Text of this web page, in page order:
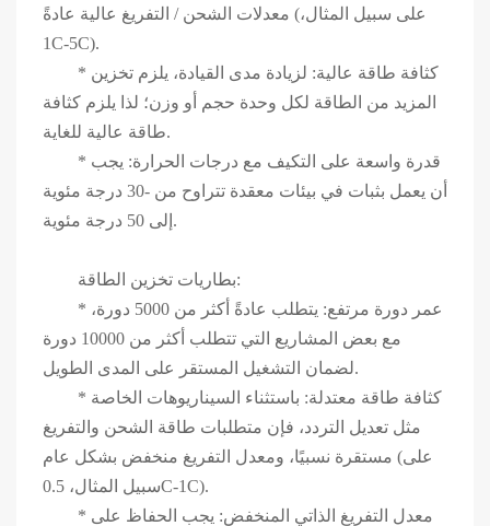
معدلات الشحن / التفريغ عالية عادةً (على سبيل المثال،
1C-5C).
* كثافة طاقة عالية: لزيادة مدى القيادة، يلزم تخزين
المزيد من الطاقة لكل وحدة حجم أو وزن؛ لذا يلزم كثافة
طاقة عالية للغاية.
* قدرة واسعة على التكيف مع درجات الحرارة: يجب
أن يعمل بثبات في بيئات معقدة تتراوح من -30 درجة مئوية
إلى 50 درجة مئوية.
بطاريات تخزين الطاقة:
* عمر دورة مرتفع: يتطلب عادةً أكثر من 5000 دورة،
مع بعض المشاريع التي تتطلب أكثر من 10000 دورة
لضمان التشغيل المستقر على المدى الطويل.
* كثافة طاقة معتدلة: باستثناء السيناريوهات الخاصة
مثل تعديل التردد، فإن متطلبات طاقة الشحن والتفريغ
مستقرة نسبيًا، ومعدل التفريغ منخفض بشكل عام (على
سبيل المثال، 0.5C-1C).
* معدل التفريغ الذاتي المنخفض: يجب الحفاظ على